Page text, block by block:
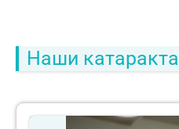
Наши